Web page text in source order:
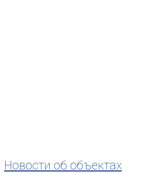
Новости об объектах